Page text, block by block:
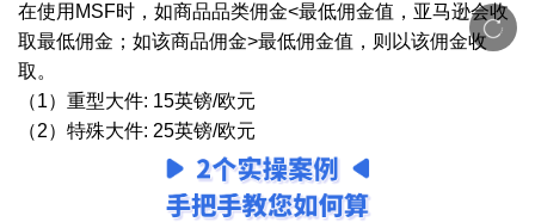
在使用MSF时，如商品品类佣金<最低佣金值，亚马逊会收
取最低佣金；如该商品佣金>最低佣金值，则以该佣金收
取。
（1）重型大件: 15英镑/欧元
（2）特殊大件: 25英镑/欧元